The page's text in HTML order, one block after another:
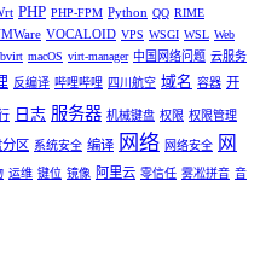
PHP PHP-FPM Python QQ RIME
VOCALOID VPS WSGI WSL Web
macOS virt-manager 中国网络问题 云服务
反编译 哔哩哔哩 四川航空 域名 容器 开
日志 服务器 机械键盘 权限 权限管理
分区 系统安全 编译 网络 网络安全
网
运维 键位 镜像 阿里云 零信任 雾凇拼音 音